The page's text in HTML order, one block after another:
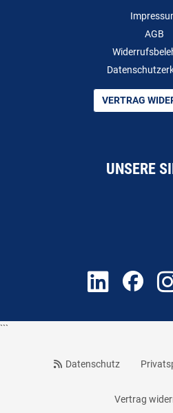
AGB
VERTRAG
UNSERE
```
Datenschutz
Vertrag